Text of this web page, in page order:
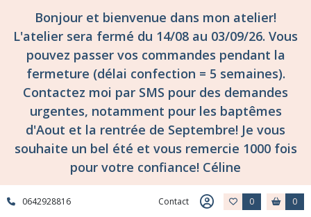
Bonjour et bienvenue dans mon atelier!
L'atelier sera fermé du 14/08 au 03/09/26. Vous
pouvez passer vos commandes pendant la
fermeture (délai confection = 5 semaines).
Contactez moi par SMS pour des demandes
urgentes, notamment pour les baptêmes
d'Aout et la rentrée de Septembre! Je vous
souhaite un bel été et vous remercie 1000 fois
pour votre confiance! Céline
0642928816 Contact 0 0